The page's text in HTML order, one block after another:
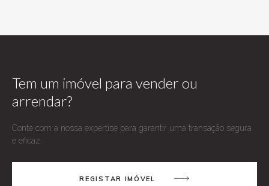
Tem um imóvel para vender ou
arrendar?
Conte com a nossa expertise para garantir uma transação segura
e eficaz.
REGISTAR IMÓVEL